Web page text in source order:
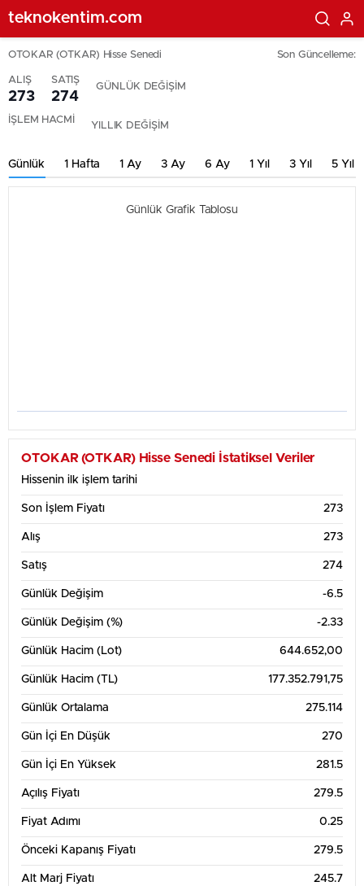
teknokentim.com
OTOKAR (OTKAR) Hisse Senedi Son Güncelleme:
ALIŞ
273
SATIŞ
274
GÜNLÜK DEĞİŞİM
İŞLEM HACMİ YILLIK DEĞİŞİM
Günlük 1 Hafta 1 Ay 3 Ay 6 Ay 1 Yıl 3 Yıl 5 Yıl
Günlük Grafik Tablosu
OTOKAR (OTKAR) Hisse Senedi İstatiksel Veriler
Hissenin ilk işlem tarihi
Son İşlem Fiyatı 273
Alış 273
Satış 274
Günlük Değişim -6.5
Günlük Değişim (%) -2.33
Günlük Hacim (Lot) 644.652,00
Günlük Hacim (TL) 177.352.791,75
Günlük Ortalama 275.114
Gün İçi En Düşük 270
Gün İçi En Yüksek 281.5
Açılış Fiyatı 279.5
Fiyat Adımı 0.25
Önceki Kapanış Fiyatı 279.5
Alt Marj Fiyatı 245.7